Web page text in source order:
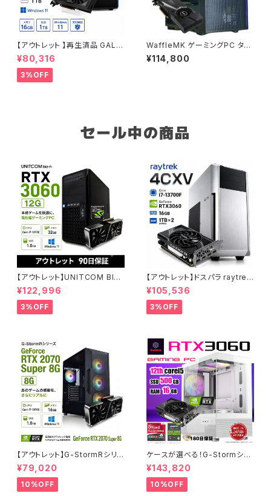
【アウトレット 】再生済品 GALL
ERIA RM RX 6500XT Core i
5-12400 メモリ16GB SSD1T
B ゲーミングPC 整備済み品 9
0日保証
¥80,316
3%OFF
WaffleMK ゲーミングPC タワ
ー型 G-Stormシリーズ AMD
GeForce 16GBメモリ Windo
¥114,800
セール中の商品
【アウトレット】UNITCOM BIZ-
H RTX 3060 Core i7-1070
0 メモリ32GB SSD1TB ゲーミ
ングPC アウトレット プロ仕様 9
0日保証
¥122,996
3%OFF
【アウトレット】ドスパラ raytrek
4CXV RTX3060 Core i7-13
700F メモリ16GB SSD1TBx2
クリエイターPC 1点限り 90日
保証
¥105,536
3%OFF
【アウトレット】G-StormRシリ
ーズ GeForce RTX 2070 Su
per Core i7-8700 16GBメモ
リ SSD1.0TB Windows11 ゲ
ーミングPC 90日保証
¥79,020
10%OFF
ケースが選べる！G-Stormシリ
ーズ ゲーミングPC 人気のRTX
4060 3060 12G搭載 デスクト
ップPC タワー型 第12世代 CP
U Core i5-12400 - 16GBメ
¥143,820
10%OFF